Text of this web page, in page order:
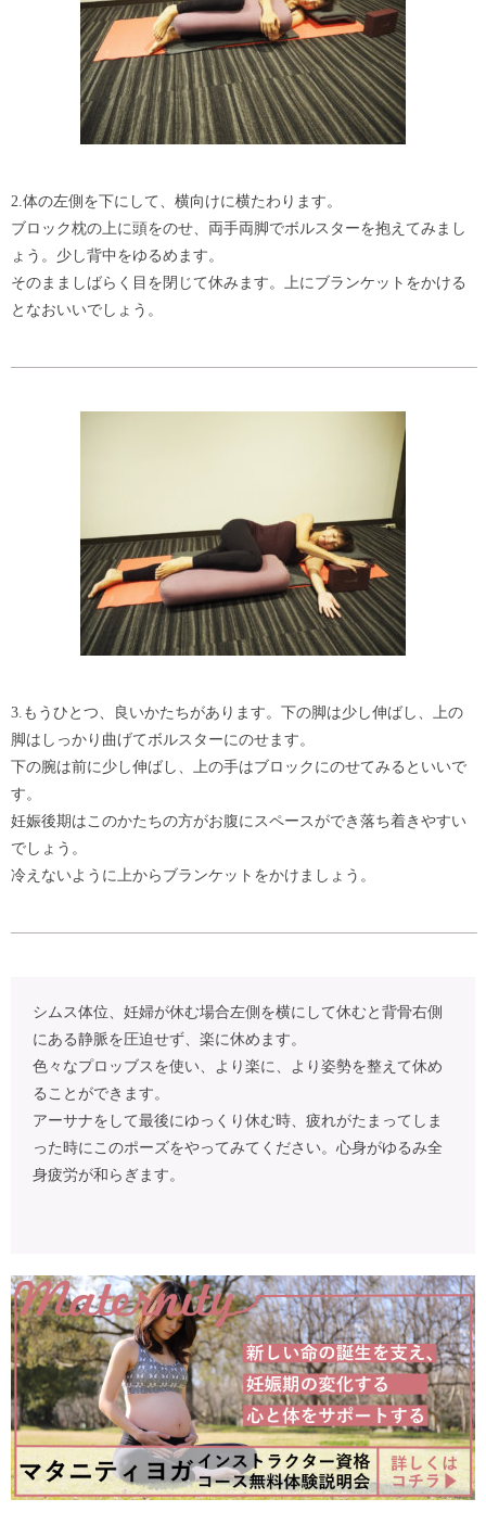
2.体の左側を下にして、横向けに横たわります。
ブロック枕の上に頭をのせ、両手両脚でボルスターを抱えてみまし
ょう。少し背中をゆるめます。
そのまましばらく目を閉じて休みます。上にブランケットをかける
となおいいでしょう。
3.もうひとつ、良いかたちがあります。下の脚は少し伸ばし、上の
脚はしっかり曲げてボルスターにのせます。
下の腕は前に少し伸ばし、上の手はブロックにのせてみるといいで
す。
妊娠後期はこのかたちの方がお腹にスペースができ落ち着きやすい
でしょう。
冷えないように上からブランケットをかけましょう。
シムス体位、妊婦が休む場合左側を横にして休むと背骨右側
にある静脈を圧迫せず、楽に休めます。
色々なプロッブスを使い、より楽に、より姿勢を整えて休め
ることができます。
アーサナをして最後にゆっくり休む時、疲れがたまってしま
った時にこのポーズをやってみてください。心身がゆるみ全
身疲労が和らぎます。